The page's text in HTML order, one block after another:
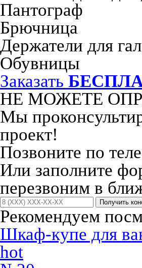
Пантограф
Брючница
Держатели для
Обувницы
Заказать
НЕ МОЖЕТЕ
Мы
проект!
Позвоните по
Или заполните
перезвоним в
Получить
Рекомендуем
Шкаф-купе для
hot